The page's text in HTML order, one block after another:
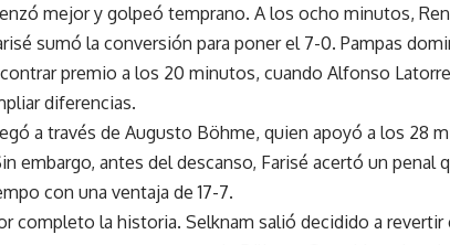
mejor y golpeó temprano. A los ocho minutos,
sumó la conversión para poner el 7-0. Pampas
premio a los 20 minutos, cuando Alfonso
diferencias.
a través de Augusto Böhme, quien apoyó a los 28
embargo, antes del descanso, Farisé acertó un penal
con una ventaja de 17-7.
completo la historia. Selknam salió decidido a revertir